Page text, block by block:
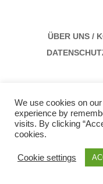
ÜBER UNS /
Galerie
Öffungszeiten:
We use cookies on
experience by
visits. By clicking
cookies.
Cookie settings